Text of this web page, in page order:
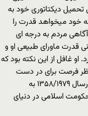
تحمیل دیکتاتوری خود به
خود میخواهد قدرت را
مردم به درجه ای
قدرت ماورای طبیعی او و
او غافل از این نکته بود که
فرصت برای در دست
گرفتن قدرت برای خود هستند. این فرصت درسال ۱۳۵۸/۱۹۷۹ به
حکومت اسلامی در دنیای